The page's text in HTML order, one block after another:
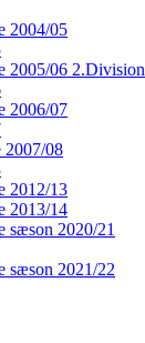
2004/05
2005/06 2.Division
2006/07
2007/08
2012/13
2013/14
sæson 2020/21
sæson 2021/22